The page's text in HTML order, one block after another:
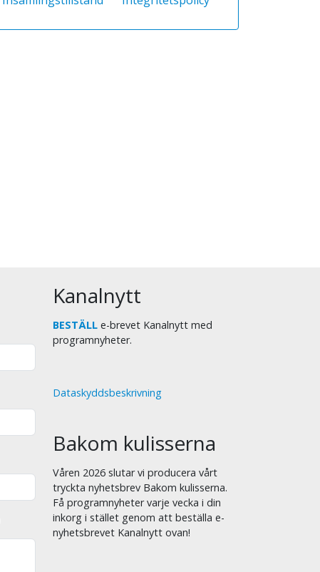
Kanalnytt
BESTÄLL e-brevet Kanalnytt med
programnyheter.
Dataskyddsbeskrivning
Bakom kulisserna
Våren 2026 slutar vi producera vårt
tryckta nyhetsbrev Bakom kulisserna.
Få programnyheter varje vecka i din
inkorg i stället genom att beställa e-
nyhetsbrevet Kanalnytt ovan!